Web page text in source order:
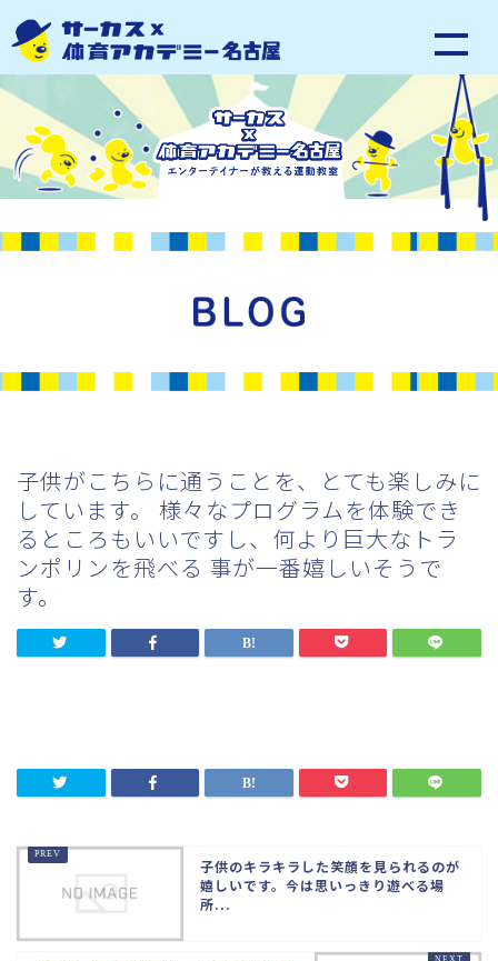
子供がこちらに通うことを、とても楽しみに
しています。 様々なプログラムを体験でき
るところもいいですし、何より巨大なトラ
ンポリンを飛べる 事が一番嬉しいそうで
す。
子供のキラキラした笑顔を見られるのが
嬉しいです。今は思いっきり遊べる場
所...